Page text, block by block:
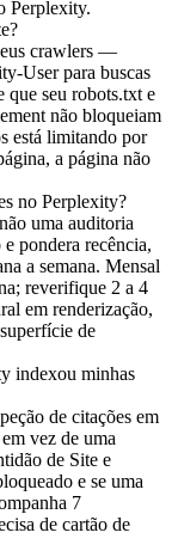
Perplexity.
crawlers —
User para buscas
seu robots.txt e
não bloqueiam
está limitando por
a página não
no Perplexity?
uma auditoria
pondera recência,
a semana. Mensal
reverifique 2 a 4
em renderização,
de
indexou minhas
de citações em
vez de uma
de Site e
e se uma
7
de cartão de